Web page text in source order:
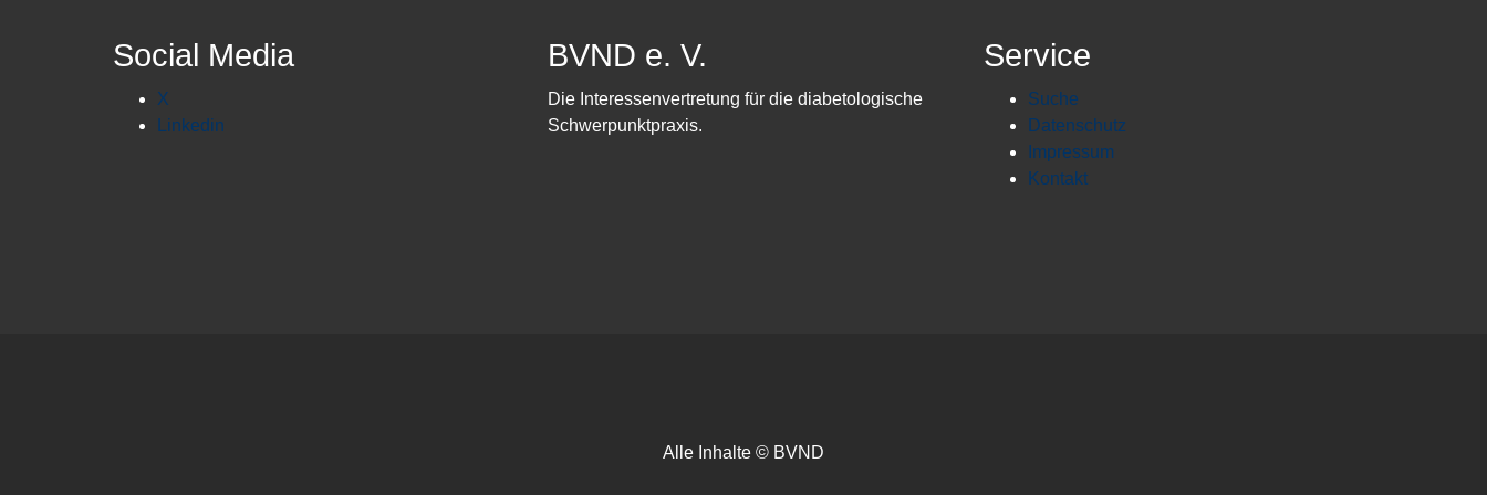
Social Media
X
Linkedin
BVND e. V.
Die Interessenvertretung für die diabetologische
Schwerpunktpraxis.
Service
Suche
Datenschutz
Impressum
Kontakt
Alle Inhalte © BVND